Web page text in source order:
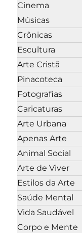
Cinema
Músicas
Crônicas
Escultura
Arte Cristã
Pinacoteca
Fotografias
Caricaturas
Arte Urbana
Apenas Arte
Animal Social
Arte de Viver
Estilos da Arte
Saúde Mental
Vida Saudável
Corpo e Mente